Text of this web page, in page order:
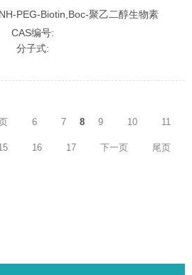
PEG-Biotin,Boc-聚乙二醇生物素
CAS编号:
分子式:
6 7 8 9 10 11
16 17 下一页 尾页